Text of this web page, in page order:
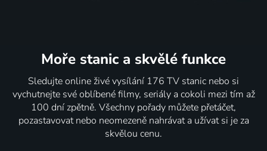
Moře stanic a skvělé funkce
Sledujte online živé vysílání 176 TV stanic nebo si
vychutnejte své oblíbené filmy, seriály a cokoli mezi tím až
100 dní zpětně. Všechny pořady můžete přetáčet,
pozastavovat nebo neomezeně nahrávat a užívat si je za
skvělou cenu.